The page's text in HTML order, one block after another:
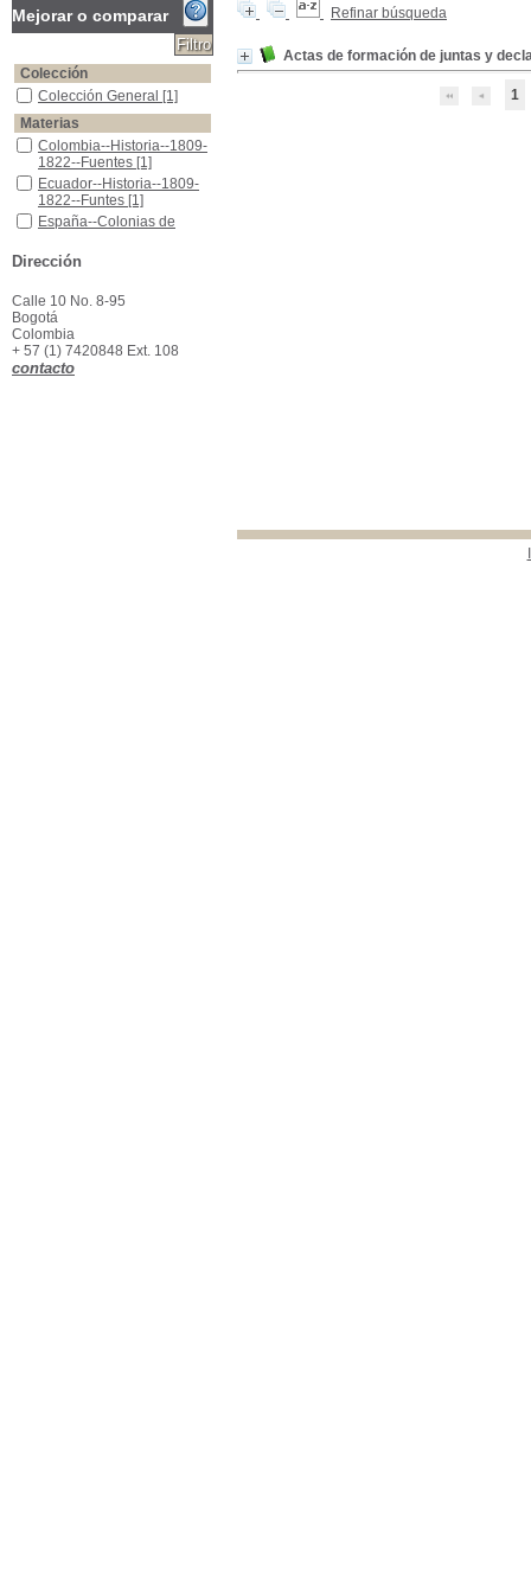
Refinar búsqueda
Actas de formación de juntas y
1
Mejorar o comparar
Colección
Colección General
Colección General [1]
Materias
Colombia--Historia--1809-1822--Fuentes
Colombia--Historia--1809-
1822--Fuentes [1]
Ecuador--Historia--1809-1822--Funtes
Ecuador--Historia--1809-
1822--Funtes [1]
España--Colonias de América--Política y gobierno--Siglo XIX
España--Colonias de
gobierno--Siglo XIX
-1809-1822--Funtes
Dirección
Calle 10 No. 8-95
Bogotá
Colombia
+ 57 (1) 7420848 Ext. 108
contacto